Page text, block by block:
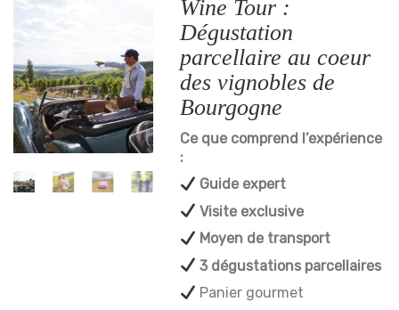
Wine Tour :
Dégustation
parcellaire au coeur
des vignobles de
Bourgogne
Ce que comprend l’expérience
:
Guide expert
Visite exclusive
Moyen de transport
3 dégustations parcellaires
Panier gourmet